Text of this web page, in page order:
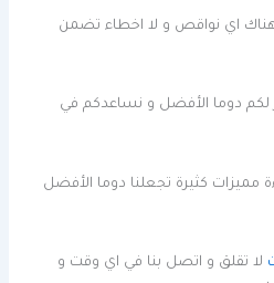
اي نواقص و لا اخطاء تضمن
دوما الأفضل و نساعدكم في
مميزات كثيرة تجعلنا دوما الأفضل
لا تقلق و اتصل بنا في اي وقت و